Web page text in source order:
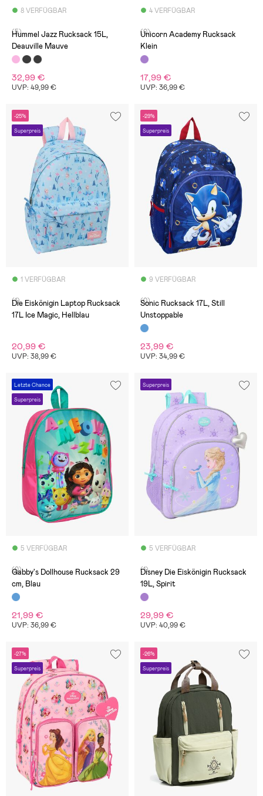
8 VERFÜGBAR
(5)
Hummel Jazz Rucksack 15L,
Deauville Mauve
32,99 €
UVP: 49,99 €
4 VERFÜGBAR
(0)
Unicorn Academy Rucksack
Klein
17,99 €
UVP: 36,99 €
-25%
Superpreis
1 VERFÜGBAR
(1)
Die Eiskönigin Laptop Rucksack
17L Ice Magic, Hellblau
20,99 €
UVP: 38,99 €
-29%
Superpreis
9 VERFÜGBAR
(0)
Sonic Rucksack 17L, Still
Unstoppable
23,99 €
UVP: 34,99 €
Letzte Chance
Superpreis
5 VERFÜGBAR
(0)
Gabby's Dollhouse Rucksack 29
cm, Blau
21,99 €
UVP: 36,99 €
Superpreis
5 VERFÜGBAR
(1)
Disney Die Eiskönigin Rucksack
19L, Spirit
29,99 €
UVP: 40,99 €
-27%
Superpreis
-26%
Superpreis